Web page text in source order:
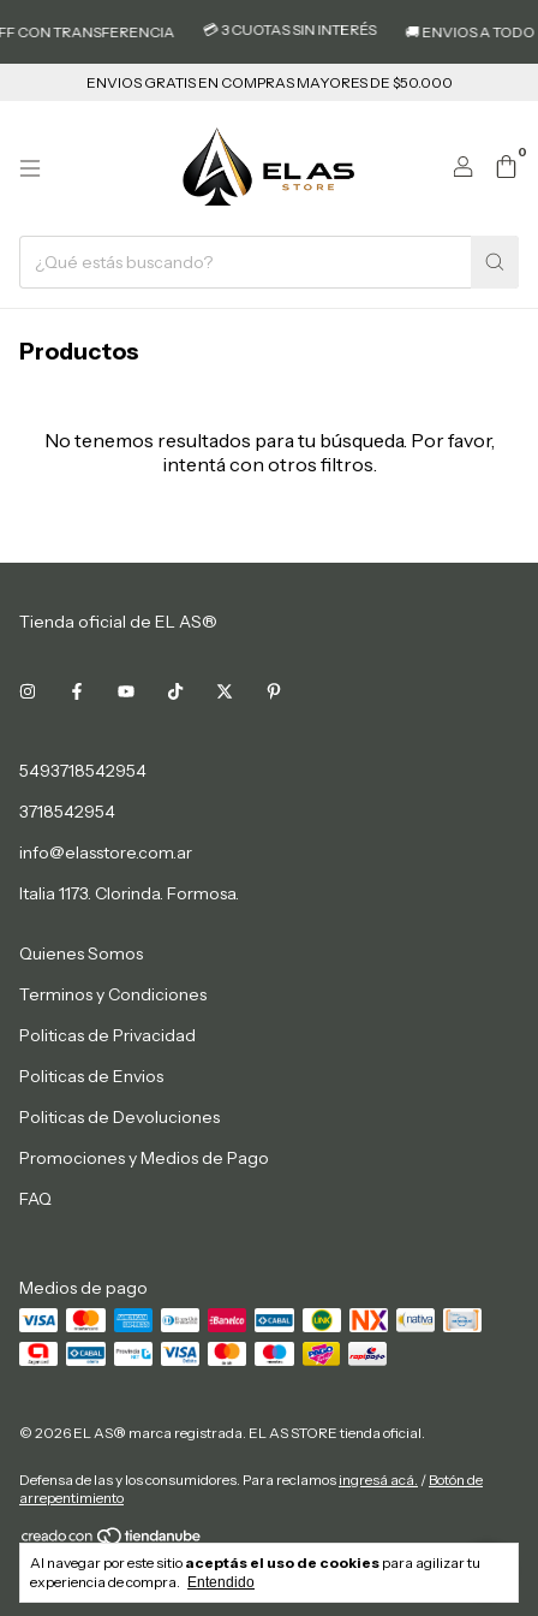
CON TRANSFERENCIA 💳 3 CUOTAS SIN INTERÉS 🚚 ENVIOS A TODO
ENVIOS GRATIS EN COMPRAS MAYORES DE $50.000
0
Al navegar por este sitio aceptás el uso de cookies para agilizar tu
experiencia de compra.
Entendido
Productos
No tenemos resultados para tu búsqueda. Por favor,
intentá con otros filtros.
Tienda oficial de EL AS®
5493718542954
3718542954
info@elasstore.com.ar
Italia 1173. Clorinda. Formosa.
Quienes Somos
Terminos y Condiciones
Politicas de Privacidad
Politicas de Envios
Politicas de Devoluciones
Promociones y Medios de Pago
FAQ
Medios de pago
© 2026 EL AS® marca registrada. EL AS STORE tienda oficial.
Defensa de las y los consumidores. Para reclamos ingresá acá. / Botón de
arrepentimiento
Copyright El As Store - 20292884827 - 2026. Todos los derechos reservados.